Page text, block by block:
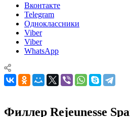
Вконтакте
Telegram
Одноклассники
Viber
Viber
WhatsApp
Филлер Rejeunesse